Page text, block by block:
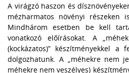
A virágzó haszon és
mézharmatos növényi részeken
Mindhárom esetben be kell
vonatkozó előírásokat. A
(kockázatos)” készítményekkel a
dolgozhatunk. A „méhekre nem
méhekre nem veszélyes)